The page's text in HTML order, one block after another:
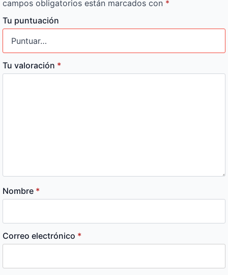
campos obligatorios están marcados con *
Tu puntuación
Tu valoración *
Nombre *
Correo electrónico *